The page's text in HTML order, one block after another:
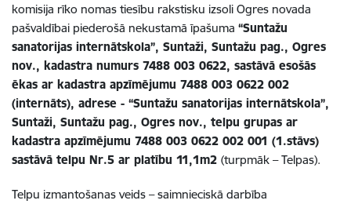
komisija rīko nomas tiesību rakstisku izsoli Ogres novada
pašvaldībai piederošā nekustamā īpašuma “Suntažu
sanatorijas internātskola”, Suntaži, Suntažu pag., Ogres
nov., kadastra numurs 7488 003 0622, sastāvā esošās
ēkas ar kadastra apzīmējumu 7488 003 0622 002
(internāts), adrese - “Suntažu sanatorijas internātskola”,
Suntaži, Suntažu pag., Ogres nov., telpu grupas ar
kadastra apzīmējumu 7488 003 0622 002 001 (1.stāvs)
sastāvā telpu Nr.5 ar platību 11,1m2 (turpmāk – Telpas).
Telpu izmantošanas veids – saimnieciskā darbība